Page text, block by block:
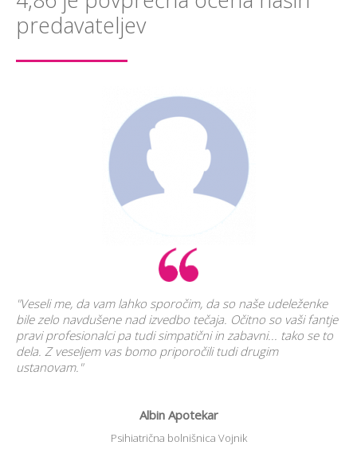
predavateljev
"Veseli me, da vam lahko sporočim, da so naše udeleženke
bile zelo navdušene nad izvedbo tečaja. Očitno so vaši fantje
pravi profesionalci pa tudi simpatični in zabavni... tako se to
dela. Z veseljem vas bomo priporočili tudi drugim
ustanovam."
Albin Apotekar
Psihiatrična bolnišnica Vojnik